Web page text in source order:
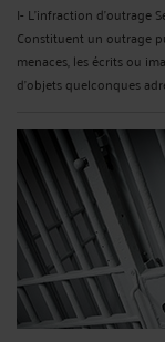
I- L’infraction d’outrage
Constituent un outrage
menaces, les écrits ou
d'objets quelconques